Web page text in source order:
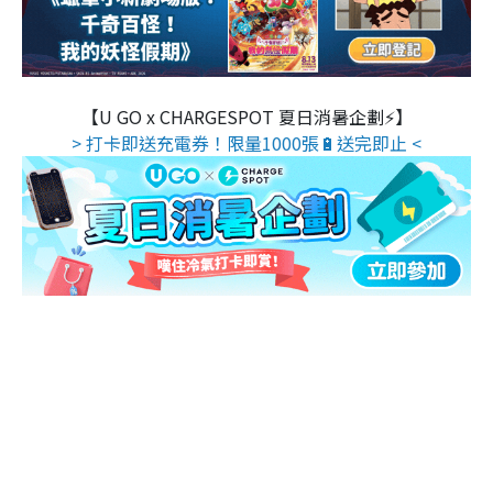
【U GO x CHARGESPOT 夏日消暑企劃⚡】
> 打卡即送充電券！限量1000張🔋送完即止 <